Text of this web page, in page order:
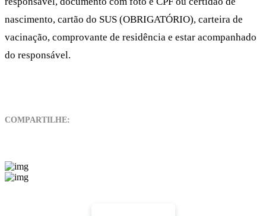
nascimento, cartão do SUS (OBRIGATÓRIO), carteira de
vacinação, comprovante de residência e estar acompanhado
do responsável.
COMPARTILHE: